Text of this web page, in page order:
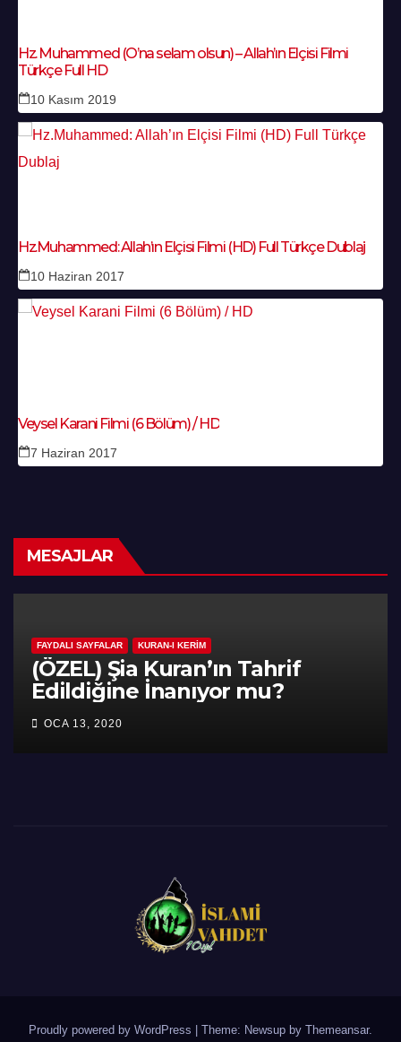
Hz. Muhammed (O’na selam olsun) – Allah’ın Elçisi Filmi
Türkçe Full HD
10 Kasım 2019
Hz.Muhammed: Allah’ın Elçisi Filmi (HD) Full Türkçe Dublaj
10 Haziran 2017
Veysel Karani Filmi (6 Bölüm) / HD
7 Haziran 2017
MESAJLAR
FAYDALI SAYFALAR KURAN-I KERIM
(ÖZEL) Şia Kuran’ın Tahrif
Edildiğine İnanıyor mu?
OCA 13, 2020
Proudly powered by WordPress Theme: Newsup by Themeansar.